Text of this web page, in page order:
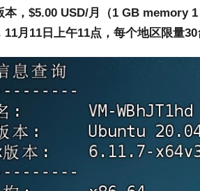
本，$5.00 USD/月（1 GB memory
11月11日上午11点，每个地区限量